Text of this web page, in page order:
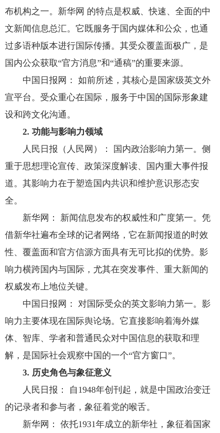
布机构之一。新华网 的特点是权威、快速、全面的中
文新闻信息总汇。它既服务于国内媒体和公众，也通
过多语种版本进行国际传播。其受众覆盖面极广，是
国内公众获取“官方消息”和“通稿”的重要来源。
中国日报网： 如前所述，其核心是国家级英文外
宣平台。受众重心在国际，服务于中国的国际形象建
设和跨文化沟通。
2. 功能与影响力领域
人民日报（人民网）： 国内政治影响力第一。侧
重于思想理论宣传、政策深度解读、国内重大事件报
道。其影响力在于塑造国内共识和维护意识形态安
全。
新华网： 新闻信息发布的权威性和广度第一。凭
借新华社遍布全球的记者网络，它在新闻报道的时效
性、覆盖面和官方信源方面具有无可比拟的优势。影
响力横跨国内与国际，尤其在突发事件、重大新闻的
权威发布上地位关键。
中国日报网： 对国际受众的英文影响力第一。影
响力主要体现在国际舆论场。它直接影响着海外媒
体、智库、学者和普通民众对中国信息的获取和理
解，是国际社会观察中国的一个“官方窗口”。
3. 历史角色与象征意义
人民日报： 自1948年创刊起，就是中国政治变迁
的记录者和参与者，象征着党的喉舌。
新华网： 依托1931年成立的新华社，象征着国家